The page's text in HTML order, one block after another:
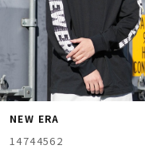
NEW ERA
14744562